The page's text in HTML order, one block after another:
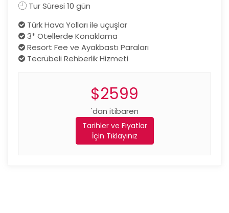
Tur Süresi 10 gün
Türk Hava Yolları ile uçuşlar
3* Otellerde Konaklama
Resort Fee ve Ayakbastı Paraları
Tecrübeli Rehberlik Hizmeti
$2599
'dan itibaren
Tarihler ve Fiyatlar
İçin Tıklayınız